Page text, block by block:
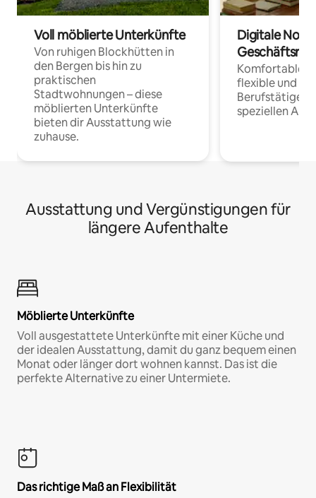
Voll möblierte Unterkünfte
Von ruhigen Blockhütten in
den Bergen bis hin zu
praktischen
Stadtwohnungen – diese
möblierten Unterkünfte
bieten dir Ausstattung wie
zuhause.
Digitale
Komfortable
flexible und
Berufstätige
speziellen
Ausstattung und Vergünstigungen für
längere Aufenthalte
Möblierte Unterkünfte
Voll ausgestattete Unterkünfte mit einer Küche und
der idealen Ausstattung, damit du ganz bequem einen
Monat oder länger dort wohnen kannst. Das ist die
perfekte Alternative zu einer Untermiete.
Das richtige Maß an Flexibilität